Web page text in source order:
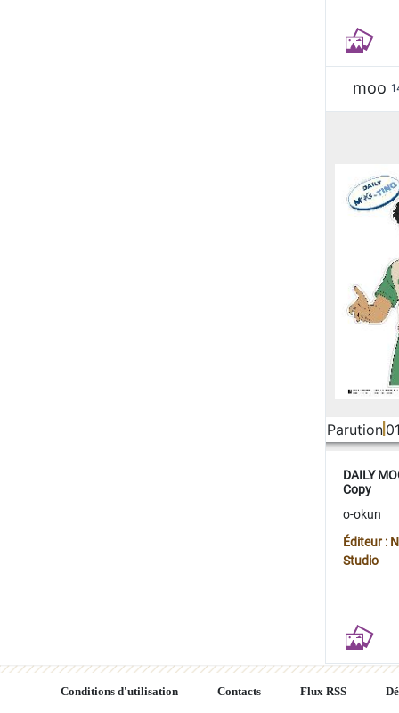
moo
Parution
DAILY
Copy
o-okun
Éditeur :
Studio
Conditions d'utilisation Contacts Flux RSS